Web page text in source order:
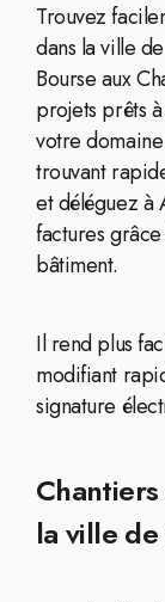
Trouvez
dans la ville
Bourse aux
projets prêts
votre
trouvant
et déléguez à
factures
bâtiment.
Il rend plus
modifiant
signature
la ville